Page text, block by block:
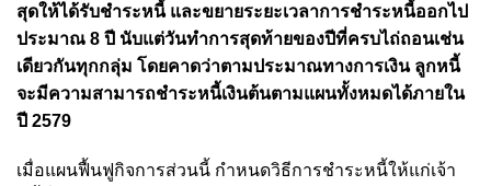
สุดให้ได้รับชำระหนี้ และขยายระยะเวลาการชำระหนี้ออกไป
ประมาณ 8 ปี นับแต่วันทำการสุดท้ายของปีที่ครบไถ่ถอนเช่น
เดียวกันทุกกลุ่ม โดยคาดว่าตามประมาณทางการเงิน ลูกหนี้
จะมีความสามารถชำระหนี้เงินต้นตามแผนทั้งหมดได้ภายใน
ปี 2579
เมื่อแผนฟื้นฟูกิจการส่วนนี้ กำหนดวิธีการชำระหนี้ให้แก่เจ้า